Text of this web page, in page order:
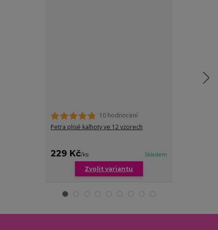
10 hodnocení
Petra plisé kalhoty ve 12 vzorech
229 Kč/ks Skladem
Zvolit variantu